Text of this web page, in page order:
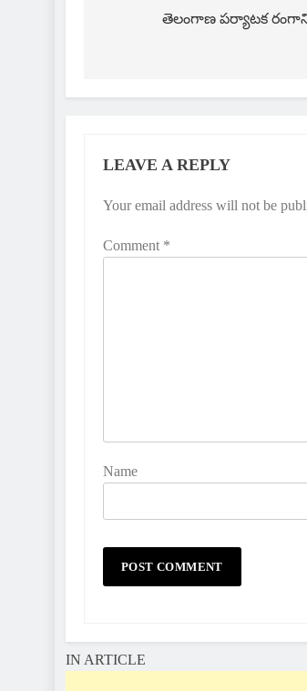
navigationతెలంగాణ పర్యాటక
LEAVE A REPLY
Your email address will not be
Comment *
Name
IN ARTICLE